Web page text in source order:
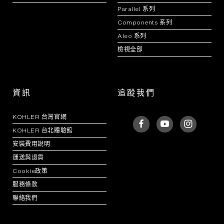
Parallel 系列
Components 系列
Aleo 系列
檢視全部
資訊
KOHLER 台灣官網
KOHLER 台北體驗館
安裝費用說明
運送與退貨
Cookie政策
服務條款
聯絡我們
追蹤我們